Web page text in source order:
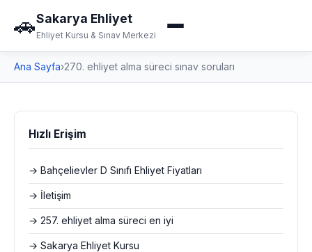
🚗Sakarya Ehliyet
Ehliyet Kursu & Sınav Merkezi
Ana Sayfa›270. ehliyet alma süreci sınav soruları
Hızlı Erişim
→ Bahçelievler D Sınıfı Ehliyet Fiyatları
→ İletişim
→ 257. ehliyet alma süreci en iyi
→ Sakarya Ehliyet Kursu